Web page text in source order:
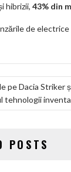
hibrizii, 43% din
de
pe Dacia Striker
tehnologii
POSTS